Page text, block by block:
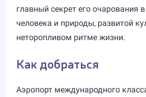
главный секрет его очарования
человека и природы, развитой
неторопливом ритме жизни.
Как добраться
Аэропорт международного